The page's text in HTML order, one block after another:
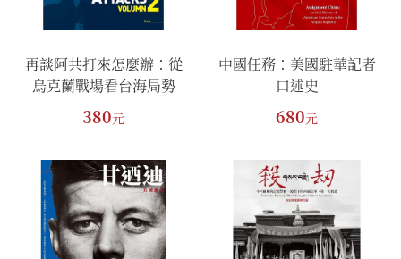
再談阿共打來怎麼辦：從
烏克蘭戰場看台海局勢
380元
中國任務：美國駐華記者
口述史
680元